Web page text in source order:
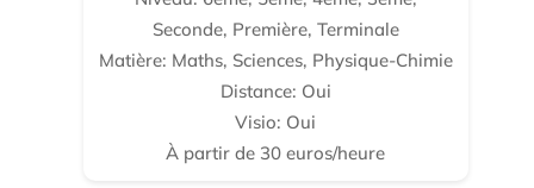
Seconde, Première, Terminale
Matière: Maths, Sciences, Physique-Chimie
Distance: Oui
Visio: Oui
À partir de 30 euros/heure